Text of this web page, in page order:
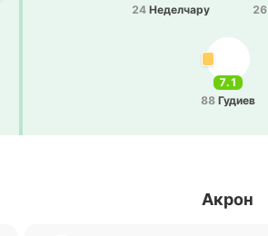
7.1
88 Гудиев
24 Не­де­лча­ру
26
Акрон